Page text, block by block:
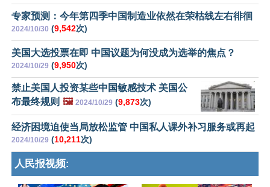
专家预测：今年第四季中国制造业依然在荣枯线左右徘徊
2024/10/30 (9,542次)
美国大选投票在即 中国议题为何没成为选举的焦点？
2024/10/29 (9,950次)
禁止美国人投资某些中国敏感技术 美国公
布最终规则 🖼️ 2024/10/29 (9,873次)
经济困境迫使当局放松监管 中国私人课外补习服务或再起
2024/10/29 (10,211次)
人民报视频: